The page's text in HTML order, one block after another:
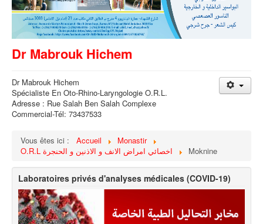
Dr Mabrouk Hichem
Dr Mabrouk Hichem
Spécialiste En Oto-Rhino-Laryngologie O.R.L.
Adresse : Rue Salah Ben Salah Complexe
Commercial-Tél: 73437533
Vous êtes ici : Accueil
Monastir
Moknine
Laboratoires privés d'analyses médicales (COVID-19)